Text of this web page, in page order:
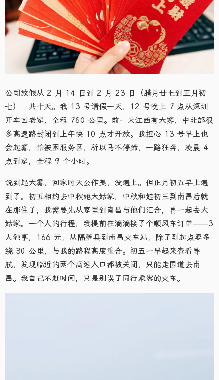
公司放假从 2 月 14 日到 2 月 23 日（腊月廿七到正月初
七），共十天。我 13 号请假一天，12 号晚上 7 点从深圳
开车回老家，全程 780 公里。前一天江西有大雾，中北部很
多高速路封闭到上午快 10 点才开放。我担心 13 号早上也
会起雾，怕被困服务区，所以马不停蹄，一路狂奔，凌晨 4
点到家，全程 9 个小时。
说到起大雾，回家时天公作美，没遇上。但正月初五早上遇
到了。初五相约去中秋她大姑家，中秋和娃初三到南昌后就
在那住了，我需要先从家里到南昌与他们汇合，再一起去大
姑家。一个人的行程，我提前在滴滴接了个顺风车订单——3
人独享，166 元，从隔壁县到南昌火车站，除了到起点要多
绕 30 公里，与我的路程高度重合。初五一早起来查看导
航，发现临近的两个高速入口都被关闭，只能走国道去南
昌。我自己不赶时间，只是别误了同行乘客的火车。